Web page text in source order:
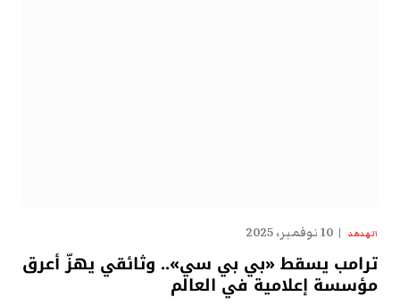
الهدهد 10 نوفمبر، 2025
ترامب يسقط «بي بي سي».. وثائقي يهزّ أعرق
مؤسسة إعلامية في العالم